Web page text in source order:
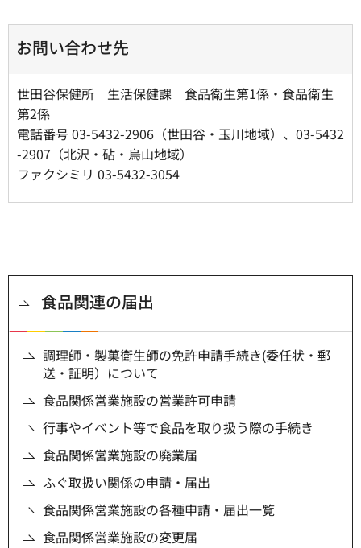
お問い合わせ先
世田谷保健所 生活保健課 食品衛生第1係・食品衛生
第2係
電話番号 03-5432-2906（世田谷・玉川地域）、03-5432
-2907（北沢・砧・烏山地域）
ファクシミリ 03-5432-3054
食品関連の届出
調理師・製菓衛生師の免許申請手続き(委任状・郵
送・証明）について
食品関係営業施設の営業許可申請
行事やイベント等で食品を取り扱う際の手続き
食品関係営業施設の廃業届
ふぐ取扱い関係の申請・届出
食品関係営業施設の各種申請・届出一覧
食品関係営業施設の変更届